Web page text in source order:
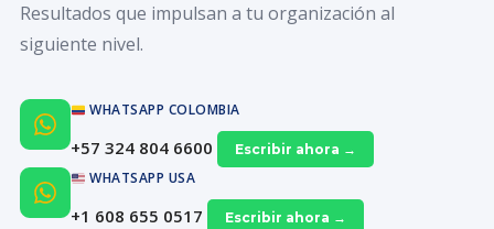
Resultados que impulsan a tu organización al
siguiente nivel.
WHATSAPP COLOMBIA
+57 324 804 6600 Escribir ahora →
WHATSAPP USA
+1 608 655 0517 Escribir ahora →